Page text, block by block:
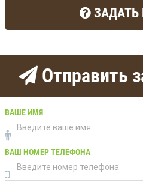
ЗАДАТЬ
Отправить
ВАШЕ ИМЯ
ВАШ НОМЕР ТЕЛЕФОНА